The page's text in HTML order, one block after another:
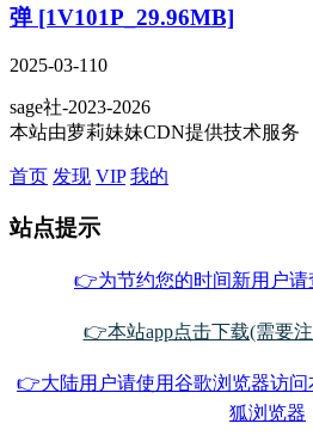
弹 [1V101P_29.96MB]
2025-03-110
sage社-2023-2026
本站由萝莉妹妹CDN提供技术服务
首页 发现 VIP 我的
站点提示
👉为节约您的时间新用户请
👉本站app点击下载(需要
👉大陆用户请使用谷歌浏览器访问
狐浏览器